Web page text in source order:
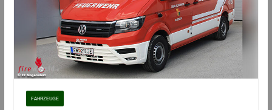
FAHRZEUGE